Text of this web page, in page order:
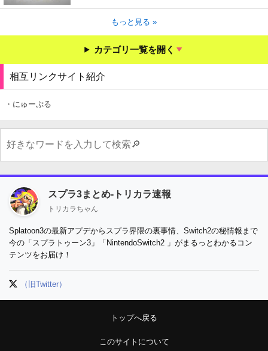
もっと見る »
カテゴリ一覧を開く
相互リンクサイト紹介
・にゅーぷる
スプラ3まとめ-トリカラ速報
トリカラちゃん
Splatoon3の最新アプデからスプラ界隈の裏事情、Switch2の秘情報まで
今の「スプラトゥーン3」「NintendoSwitch2 」がまるっとわかるコン
テンツをお届け！
（旧Twitter）
トップへ戻る
このサイトについて